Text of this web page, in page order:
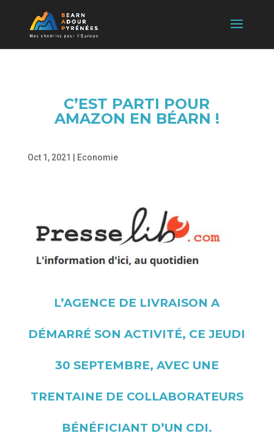
C’EST PARTI POUR
AMAZON EN BÉARN !
Oct 1, 2021 Economie
L’AGENCE DE LIVRAISON A
DÉMARRÉ SON ACTIVITÉ, CE JEUDI
30 SEPTEMBRE, AVEC UNE
TRENTAINE DE COLLABORATEURS
BÉNÉFICIANT D’UN CDI.